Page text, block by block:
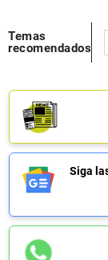
Temas
recomendados
Siga